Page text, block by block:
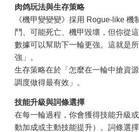
肉鸽玩法與生存策略
《機甲變變變》採用 Rogue-like 機
鬥、可能死亡、機甲毀壞，但你從
數據可以幫助下一輪更強。這就是
強」。
生存策略在於「怎麼在一輪中搶資
調度做得最有效」。
技能升級與詞條選擇
在每一輪過程，你會獲得技能升級
動加成或主動技能提升）。詞條選